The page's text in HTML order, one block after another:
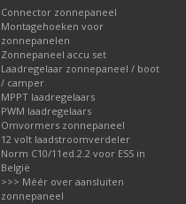
Connector zonnepaneel
Montagehoeken voor
zonnepanelen
Zonnepaneel accu set
Laadregelaar zonnepaneel / boot
/ camper
MPPT laadregelaars
PWM laadregelaars
Omvormers zonnepaneel
12 volt laadstroomverdeler
Norm C10/11ed.2.2 voor ESS in
België
>>> Méér over aansluiten
zonnepaneel